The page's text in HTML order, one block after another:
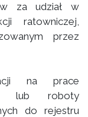
za udział w
ratowniczej,
przez
na prace
lub roboty
do rejestru